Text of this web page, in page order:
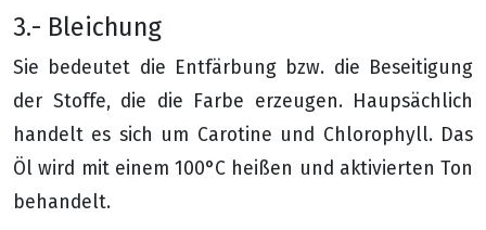
3.- Bleichung
Sie bedeutet die Entfärbung bzw. die Beseitigung
der Stoffe, die die Farbe erzeugen. Haupsächlich
handelt es sich um Carotine und Chlorophyll. Das
Öl wird mit einem 100°C heißen und aktivierten Ton
behandelt.